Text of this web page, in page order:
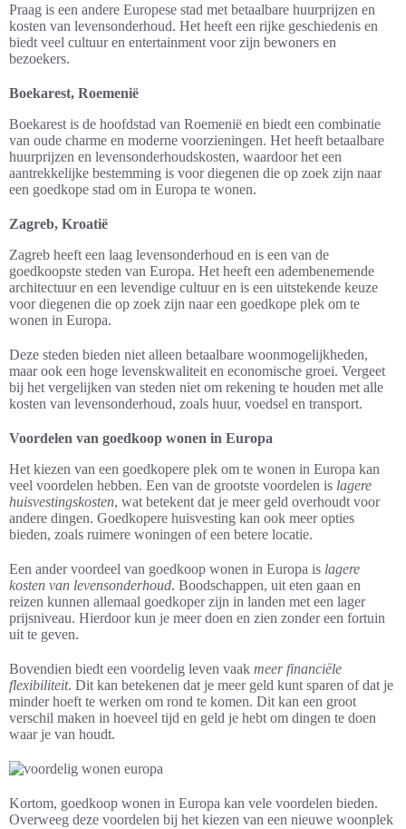
Praag is een andere Europese stad met betaalbare huurprijzen en
kosten van levensonderhoud. Het heeft een rijke geschiedenis en
biedt veel cultuur en entertainment voor zijn bewoners en
bezoekers.
Boekarest, Roemenië
Boekarest is de hoofdstad van Roemenië en biedt een combinatie
van oude charme en moderne voorzieningen. Het heeft betaalbare
huurprijzen en levensonderhoudskosten, waardoor het een
aantrekkelijke bestemming is voor diegenen die op zoek zijn naar
een goedkope stad om in Europa te wonen.
Zagreb, Kroatië
Zagreb heeft een laag levensonderhoud en is een van de
goedkoopste steden van Europa. Het heeft een adembenemende
architectuur en een levendige cultuur en is een uitstekende keuze
voor diegenen die op zoek zijn naar een goedkope plek om te
wonen in Europa.
Deze steden bieden niet alleen betaalbare woonmogelijkheden,
maar ook een hoge levenskwaliteit en economische groei. Vergeet
bij het vergelijken van steden niet om rekening te houden met alle
kosten van levensonderhoud, zoals huur, voedsel en transport.
Voordelen van goedkoop wonen in Europa
Het kiezen van een goedkopere plek om te wonen in Europa kan
veel voordelen hebben. Een van de grootste voordelen is lagere
huisvestingskosten, wat betekent dat je meer geld overhoudt voor
andere dingen. Goedkopere huisvesting kan ook meer opties
bieden, zoals ruimere woningen of een betere locatie.
Een ander voordeel van goedkoop wonen in Europa is lagere
kosten van levensonderhoud. Boodschappen, uit eten gaan en
reizen kunnen allemaal goedkoper zijn in landen met een lager
prijsniveau. Hierdoor kun je meer doen en zien zonder een fortuin
uit te geven.
Bovendien biedt een voordelig leven vaak meer financiële
flexibiliteit. Dit kan betekenen dat je meer geld kunt sparen of dat je
minder hoeft te werken om rond te komen. Dit kan een groot
verschil maken in hoeveel tijd en geld je hebt om dingen te doen
waar je van houdt.
Kortom, goedkoop wonen in Europa kan vele voordelen bieden.
Overweeg deze voordelen bij het kiezen van een nieuwe woonplek